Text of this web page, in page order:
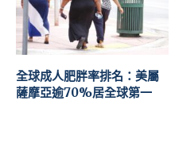
全球成人肥胖率排名：美屬
薩摩亞逾70%居全球第一